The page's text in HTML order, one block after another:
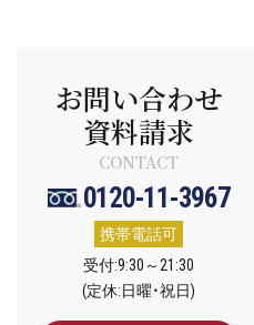
お問い合わせ
資料請求
CONTACT
0120-11-3967
携帯電話可
受付:9:30～21:30
(定休:日曜・祝日)